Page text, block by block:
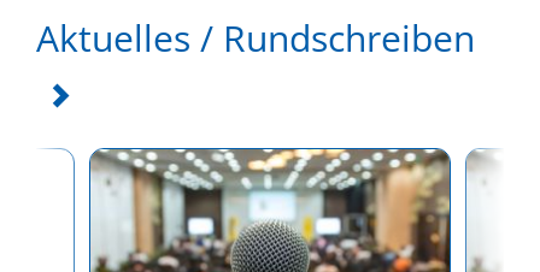
Aktuelles / Rundschreiben